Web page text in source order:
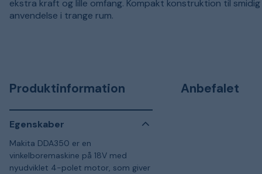
ekstra kraft og lille omfang. Kompakt konstruktion til smidig
anvendelse i trange rum.
Produktinformation
Egenskaber
Makita DDA350 er en
vinkelboremaskine på 18V med
nyudviklet 4-polet motor, som giver
Anbefalet